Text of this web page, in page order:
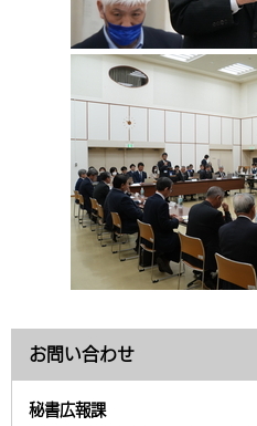
お問い合わせ
秘書広報課